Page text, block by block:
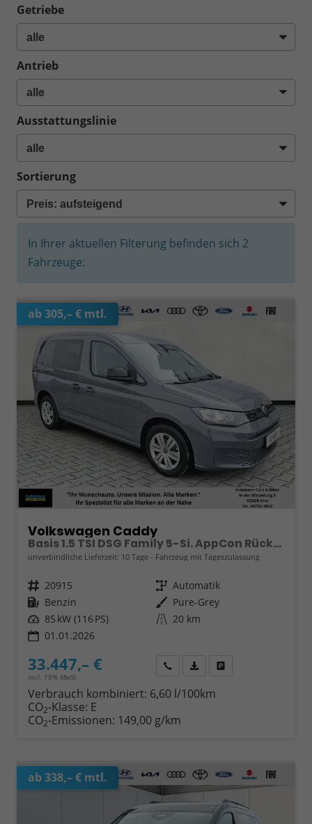
Getriebe
Antrieb
Ausstattungslinie
Sortierung
In Ihrer aktuellen Filterung befinden sich 2
Fahrzeuge:
ab 305,– € mtl.
Volkswagen Caddy
Basis 1.5 TSI DSG Family 5-Si. AppCon Rückfahrk
unverbindliche Lieferzeit: 10 Tage Fahrzeug mit Tageszulassung
Fahrzeugnr. 20915 Getriebe Automatik
Kraftstoff Benzin Außenfarbe Pure-Grey
Leistung 85 kW (116 PS) Kilometerstand 20 km
01.01.2026
33.447,– €
incl. 19% MwSt.
Wir rufen Sie anFahrzeugexposé (PDF)
Verbrauch kombiniert: 6,60 l/100km
CO2-Klasse: E
CO2-Emissionen: 149,00 g/km
ab 338,– € mtl.